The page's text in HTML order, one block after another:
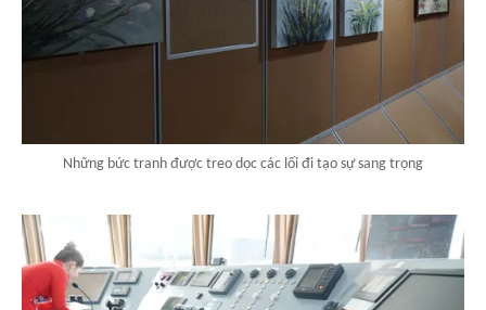
Những bức tranh được treo dọc các lối đi tạo sự sang trọng